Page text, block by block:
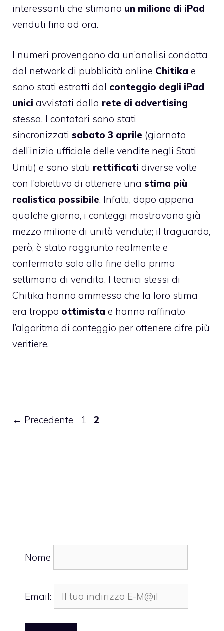
interessanti che stimano un milione di iPad
venduti fino ad ora.
I numeri provengono da un’analisi condotta
dal network di pubblicità online Chitika e
sono stati estratti dal conteggio degli iPad
unici avvistati dalla rete di advertising
stessa. I contatori sono stati
sincronizzati sabato 3 aprile (giornata
dell’inizio ufficiale delle vendite negli Stati
Uniti) e sono stati rettificati diverse volte
con l’obiettivo di ottenere una stima più
realistica possibile. Infatti, dopo appena
qualche giorno, i conteggi mostravano già
mezzo milione di unità vendute; il traguardo,
però, è stato raggiunto realmente e
confermato solo alla fine della prima
settimana di vendita. I tecnici stessi di
Chitika hanno ammesso che la loro stima
era troppo ottimista e hanno raffinato
l’algoritmo di conteggio per ottenere cifre più
veritiere.
← Precedente Pagina
1 Pagina
2
Nome
Email: